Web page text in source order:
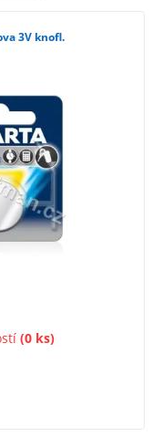
3V knofl.
(0 ks)